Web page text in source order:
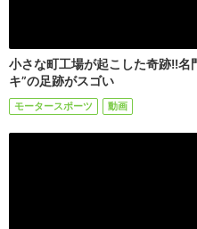
小さな町工場が起こした奇跡!!名
キ”の足跡がスゴい
モータースポーツ 動画